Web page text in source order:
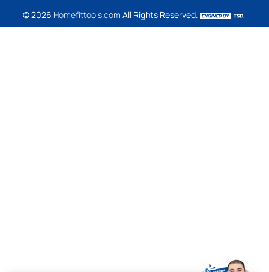
© 2026 Homefittools.com All Rights Reserved.